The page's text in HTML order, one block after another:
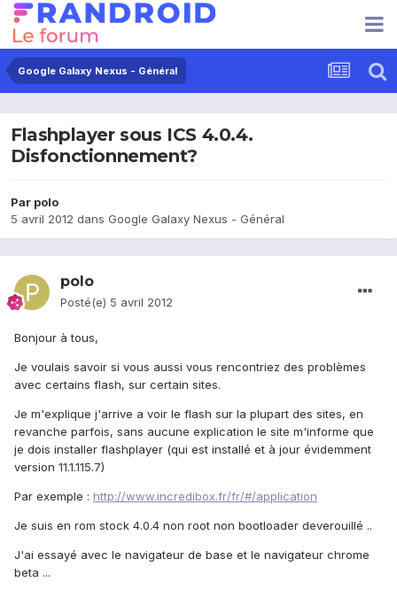
Google Galaxy Nexus - Général
Flashplayer sous ICS 4.0.4.
Disfonctionnement?
Par polo
5 avril 2012 dans Google Galaxy Nexus - Général
polo
Posté(e) 5 avril 2012
Bonjour à tous,
Je voulais savoir si vous aussi vous rencontriez des problèmes
avec certains flash, sur certain sites.
Je m'explique j'arrive a voir le flash sur la plupart des sites, en
revanche parfois, sans aucune explication le site m'informe que
je dois installer flashplayer (qui est installé et à jour évidemment
version 11.1.115.7)
Par exemple : http://www.incredibox.fr/fr/#/application
Je suis en rom stock 4.0.4 non root non bootloader deverouillé ..
J'ai essayé avec le navigateur de base et le navigateur chrome
beta ...